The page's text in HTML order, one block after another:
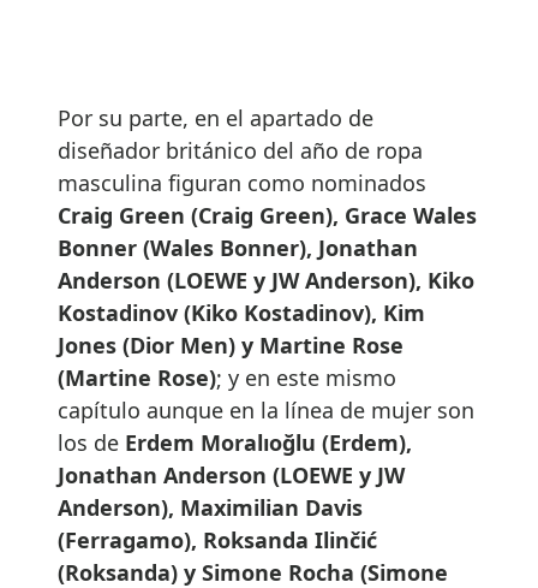
Por su parte, en el apartado de
diseñador británico del año de ropa
masculina figuran como nominados
Craig Green (Craig Green), Grace Wales
Bonner (Wales Bonner), Jonathan
Anderson (LOEWE y JW Anderson), Kiko
Kostadinov (Kiko Kostadinov), Kim
Jones (Dior Men) y Martine Rose
(Martine Rose); y en este mismo
capítulo aunque en la línea de mujer son
los de Erdem Moralıoğlu (Erdem),
Jonathan Anderson (LOEWE y JW
Anderson), Maximilian Davis
(Ferragamo), Roksanda Ilinčić
(Roksanda) y Simone Rocha (Simone